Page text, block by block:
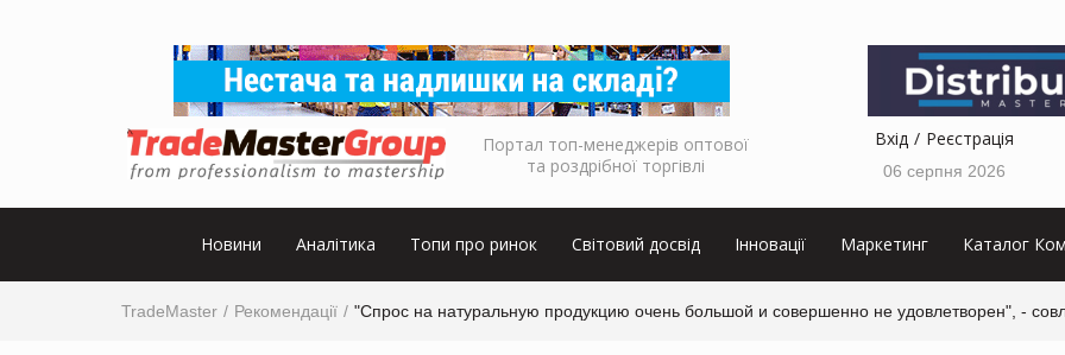
Портал топ-менеджерів оптової
та роздрібної торгівлі
Вхід Реєстрація
06 серпня 2026
Новини Аналітика Топи про ринок Світовий досвід Інновації Маркетинг Каталог
TradeMaster Рекомендації "Спрос на натуральную продукцию очень большой и совершенно не удовлетворен", -